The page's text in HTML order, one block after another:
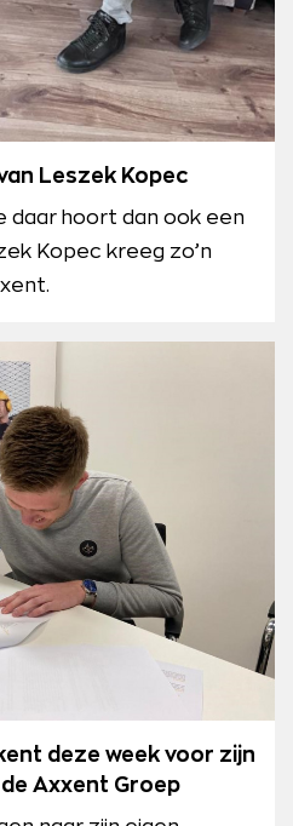
Leszek Kopec
daar hoort dan ook een
Kopec kreeg zo’n
deze week voor zijn
Axxent Groep